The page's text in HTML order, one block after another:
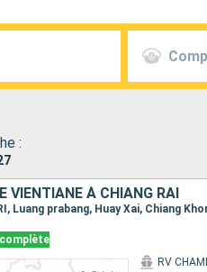
:
VIENTIANE À CHIANG RAI
Luang prabang, Huay Xai, Chiang
RV